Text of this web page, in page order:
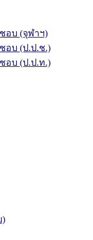
อบ (จุฬาฯ)
อบ (ป.ป.ช.)
อบ (ป.ป.ท.)
)